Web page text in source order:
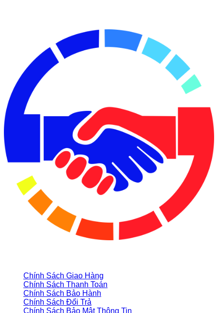
Chính Sách Giao Hàng
Chính Sách Thanh Toán
Chính Sách Bảo Hành
Chính Sách Đổi Trả
Chính Sách Bảo Mật Thông Tin